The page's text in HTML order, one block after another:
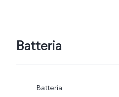
Batteria
Batteria